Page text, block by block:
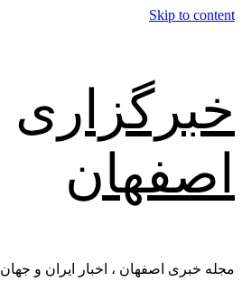
Skip to content
خبرگزاری
اصفهان
مجله خبری اصفهان ، اخبار ایران و جهان